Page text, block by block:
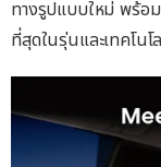
ทางรูปแบบใหม่ พร้อ
ที่สุดในรุ่นและเทคโน